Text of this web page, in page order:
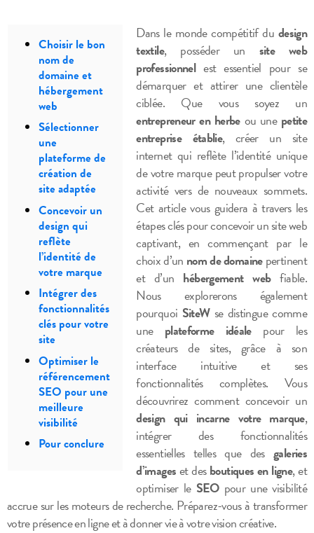
Choisir le bon
nom de
domaine et
hébergement
web
Sélectionner
une
plateforme de
création de
site adaptée
Concevoir un
design qui
reflète
l’identité de
votre marque
Intégrer des
fonctionnalités
clés pour votre
site
Optimiser le
référencement
SEO pour une
meilleure
visibilité
Pour conclure
Dans le monde compétitif du design
textile, posséder un site web
professionnelest essentiel pour se
démarquer et attirer une clientèle
ciblée. Que vous soyez un
entrepreneur en herbeou une petite
entreprise établie, créer un site
internet qui reflète l’identité unique
de votre marque peut propulser votre
activité vers de nouveaux sommets.
Cet article vous guidera à travers les
étapes clés pour concevoir un site web
captivant, en commençant par le
choix d’un nom de domainepertinent
et d’un hébergement webfiable.
Nous explorerons également
pourquoi SiteWse distingue comme
une plateforme idéalepour les
créateurs de sites, grâce à son
interface intuitive et ses
fonctionnalités complètes. Vous
découvrirez comment concevoir un
design qui incarne votre marque,
intégrer des fonctionnalités
essentielles telles que desgaleries
d’imageset desboutiques en ligne, et
optimiser le SEOpour une visibilité
accrue sur les moteurs de recherche. Préparez-vous à transformer
votre présence en ligne et à donner vie à votre vision créative.